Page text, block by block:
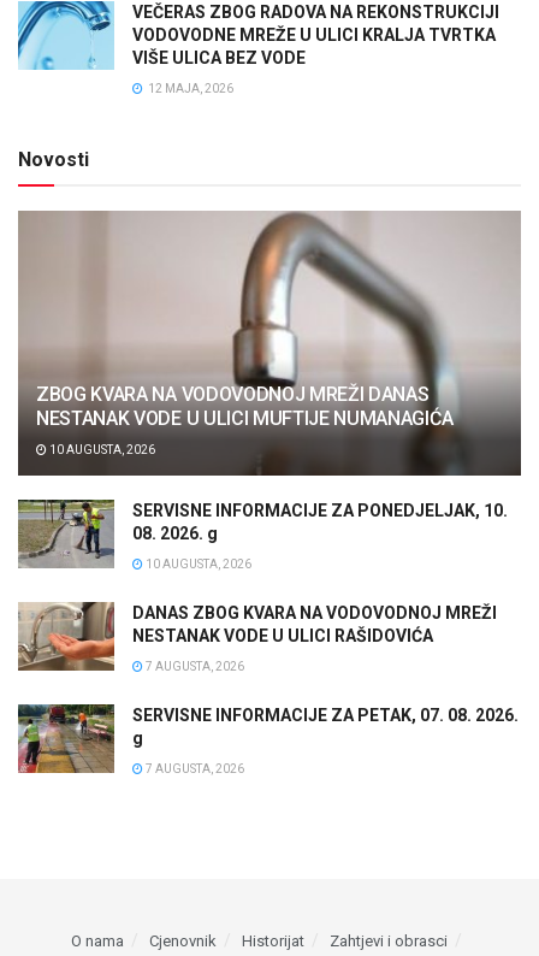
VEČERAS ZBOG RADOVA NA REKONSTRUKCIJI
VODOVODNE MREŽE U ULICI KRALJA TVRTKA
VIŠE ULICA BEZ VODE
12 MAJA, 2026
Novosti
ZBOG KVARA NA VODOVODNOJ MREŽI DANAS
NESTANAK VODE U ULICI MUFTIJE NUMANAGIĆA
10 AUGUSTA, 2026
SERVISNE INFORMACIJE ZA PONEDJELJAK, 10.
08. 2026. g
10 AUGUSTA, 2026
DANAS ZBOG KVARA NA VODOVODNOJ MREŽI
NESTANAK VODE U ULICI RAŠIDOVIĆA
7 AUGUSTA, 2026
SERVISNE INFORMACIJE ZA PETAK, 07. 08. 2026.
g
7 AUGUSTA, 2026
O nama Cjenovnik Historijat Zahtjevi i obrasci